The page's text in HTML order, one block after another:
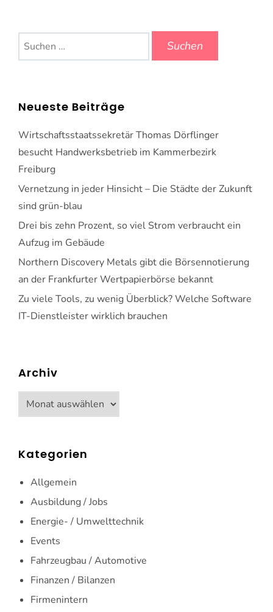
Suchen
nach:
Neueste Beiträge
Wirtschaftsstaatssekretär Thomas Dörflinger
besucht Handwerksbetrieb im Kammerbezirk
Freiburg
Vernetzung in jeder Hinsicht – Die Städte der Zukunft
sind grün-blau
Drei bis zehn Prozent, so viel Strom verbraucht ein
Aufzug im Gebäude
Northern Discovery Metals gibt die Börsennotierung
an der Frankfurter Wertpapierbörse bekannt
Zu viele Tools, zu wenig Überblick? Welche Software
IT-Dienstleister wirklich brauchen
Archiv
Archiv
Kategorien
Allgemein
Ausbildung / Jobs
Energie- / Umwelttechnik
Events
Fahrzeugbau / Automotive
Finanzen / Bilanzen
Firmenintern